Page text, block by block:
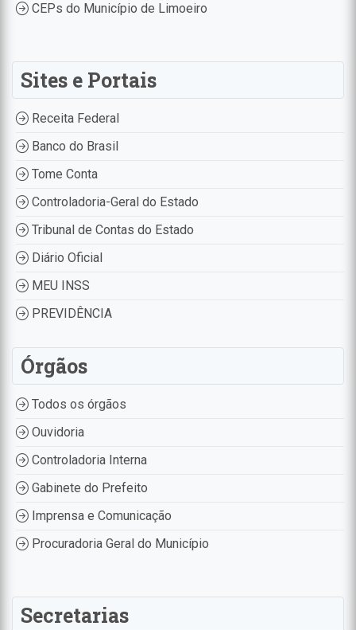
CEPs do Município de Limoeiro
Sites e Portais
Receita Federal
Banco do Brasil
Tome Conta
Controladoria-Geral do Estado
Tribunal de Contas do Estado
Diário Oficial
MEU INSS
PREVIDÊNCIA
Órgãos
Todos os órgãos
Ouvidoria
Controladoria Interna
Gabinete do Prefeito
Imprensa e Comunicação
Procuradoria Geral do Município
Secretarias